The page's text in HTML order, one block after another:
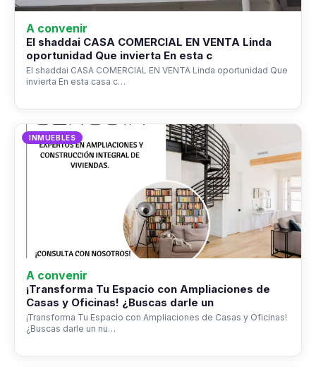
A convenir
El shaddai CASA COMERCIAL EN VENTA Linda
oportunidad Que invierta En esta c
El shaddai CASA COMERCIAL EN VENTA Linda oportunidad Que
invierta En esta casa c…
INMUEBLES
A convenir
¡Transforma Tu Espacio con Ampliaciones de
Casas y Oficinas! ¿Buscas darle un
¡Transforma Tu Espacio con Ampliaciones de Casas y Oficinas!
¿Buscas darle un nu…